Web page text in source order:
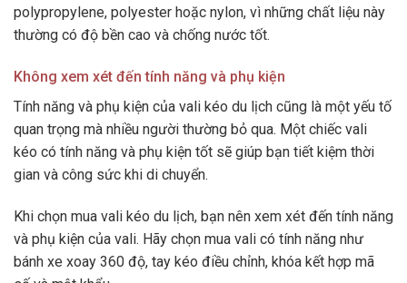
polypropylene, polyester hoặc nylon, vì những chất liệu này
thường có độ bền cao và chống nước tốt.
Không xem xét đến tính năng và phụ kiện
Tính năng và phụ kiện của vali kéo du lịch cũng là một yếu tố
quan trọng mà nhiều người thường bỏ qua. Một chiếc vali
kéo có tính năng và phụ kiện tốt sẽ giúp bạn tiết kiệm thời
gian và công sức khi di chuyển.
Khi chọn mua vali kéo du lịch, bạn nên xem xét đến tính năng
và phụ kiện của vali. Hãy chọn mua vali có tính năng như
bánh xe xoay 360 độ, tay kéo điều chỉnh, khóa kết hợp mã